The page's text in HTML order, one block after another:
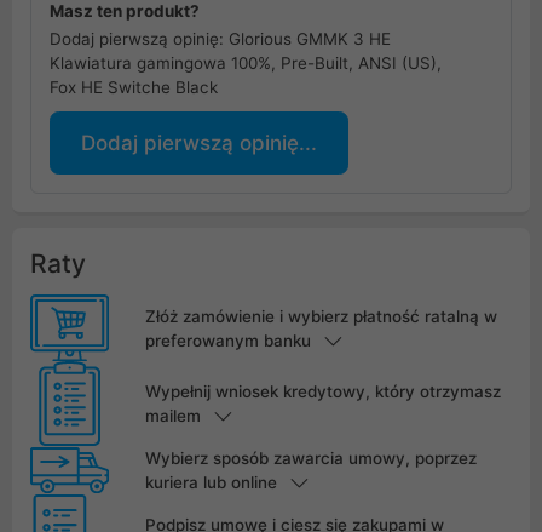
Masz ten produkt?
Dodaj pierwszą opinię: Glorious GMMK 3 HE
Klawiatura gamingowa 100%, Pre-Built, ANSI (US),
Fox HE Switche Black
Dodaj pierwszą opinię...
Raty
Złóż zamówienie i wybierz płatność ratalną w
preferowanym banku
Wypełnij wniosek kredytowy, który otrzymasz
mailem
Wybierz sposób zawarcia umowy, poprzez
kuriera lub online
Podpisz umowę i ciesz się zakupami w